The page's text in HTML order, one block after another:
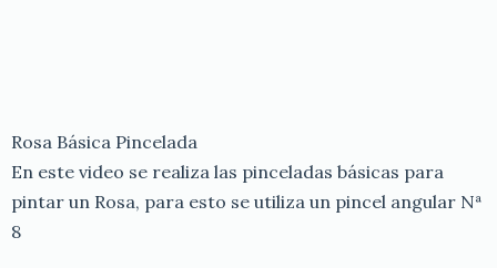
Rosa Básica Pincelada
En este video se realiza las pinceladas básicas para
pintar un Rosa, para esto se utiliza un pincel angular Nª
8